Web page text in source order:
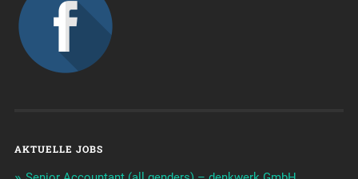
AKTUELLE JOBS